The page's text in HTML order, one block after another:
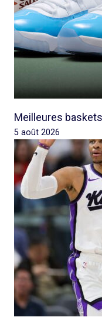
Meilleures
5 août 2026